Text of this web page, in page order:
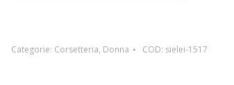
Categorie: Corsetteria, Donna COD: sielei-1517